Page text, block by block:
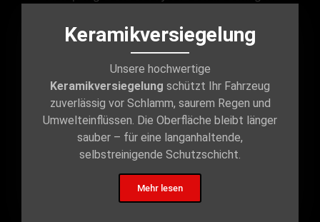
Keramikversiegelung
Unsere hochwertige
Keramikversiegelung schützt Ihr Fahrzeug
zuverlässig vor Schlamm, saurem Regen und
Umwelteinflüssen. Die Oberfläche bleibt länger
sauber – für eine langanhaltende,
selbstreinigende Schutzschicht.
Mehr lesen